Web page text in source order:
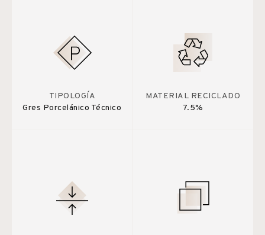
TIPOLOGÍA
Gres Porcelánico Técnico
MATERIAL RECICLADO
7.5%